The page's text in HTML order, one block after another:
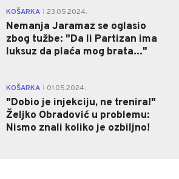
KOŠARKA 23.05.2024.
Nemanja Jaramaz se oglasio
zbog tužbe: "Da li Partizan ima
luksuz da plaća mog brata..."
KOŠARKA 01.05.2024.
"Dobio je injekciju, ne trenira!"
Željko Obradović u problemu:
Nismo znali koliko je ozbiljno!